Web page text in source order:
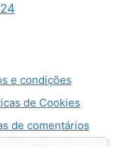
e condições
de Cookies
de comentários